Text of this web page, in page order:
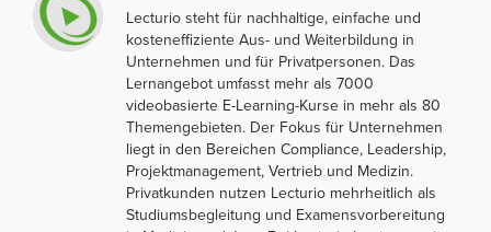
Lecturio steht für nachhaltige, einfache und
kosteneffiziente Aus- und Weiterbildung in
Unternehmen und für Privatpersonen. Das
Lernangebot umfasst mehr als 7000
videobasierte E-Learning-Kurse in mehr als 80
Themengebieten. Der Fokus für Unternehmen
liegt in den Bereichen Compliance, Leadership,
Projektmanagement, Vertrieb und Medizin.
Privatkunden nutzen Lecturio mehrheitlich als
Studiumsbegleitung und Examensvorbereitung